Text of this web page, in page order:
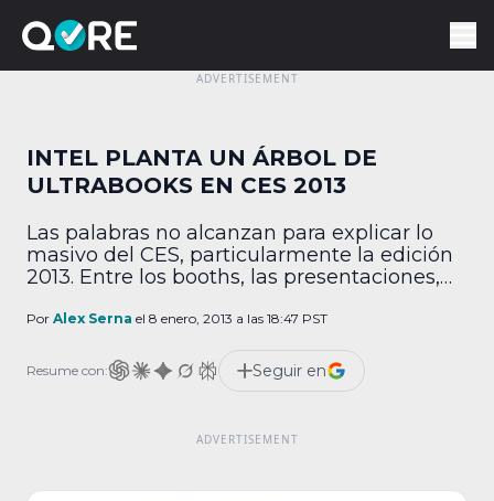
INTEL PLANTA UN ÁRBOL DE
ULTRABOOKS EN CES 2013
Las palabras no alcanzan para explicar lo
masivo del CES, particularmente la edición
2013. Entre los booths, las presentaciones,
atascados y eternos pasillos parecería que
es así. Por ejemplo, Intel quiso plantar un
árbol como parte de su espacio […]
Por Alex Serna el 8 enero, 2013 a las 18:47 PST
Resume con: Seguir en